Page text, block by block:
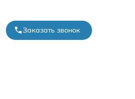
Заказать звонок